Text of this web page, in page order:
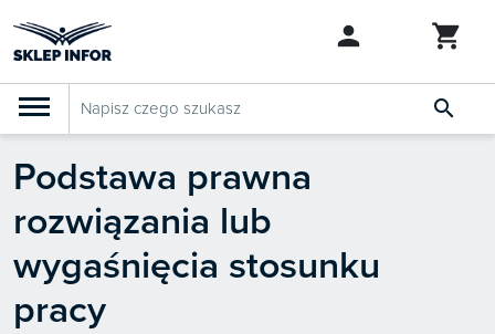
PRODUKTY
SZUKAJ PODOBNYCH PRODUKTÓW

Klasyfikacja budżetowa 2027
Szkolenia
Abonamenty
KSeF
Podstawa prawna
rozwiązania lub
wygaśnięcia stosunku
pracy